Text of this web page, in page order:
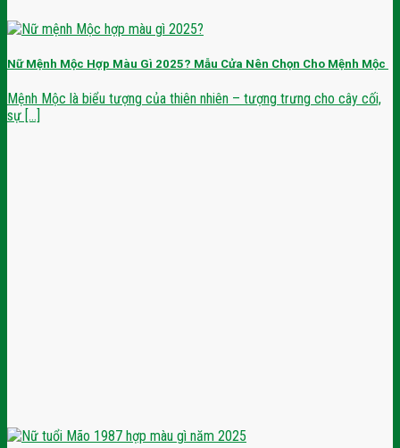
Nữ Mệnh Mộc Hợp Màu Gì 2025? Mẫu Cửa Nên Chọn Cho Mệnh Mộc
Mệnh Mộc là biểu tượng của thiên nhiên – tượng trưng cho cây cối,
sự [...]